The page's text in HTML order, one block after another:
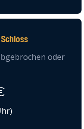
oder